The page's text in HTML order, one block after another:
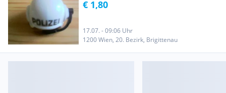
AUSSTELLUNGSSTÜCK, NEU
€ 1,80
17.07. - 09:06 Uhr
1200 Wien, 20. Bezirk, Brigittenau